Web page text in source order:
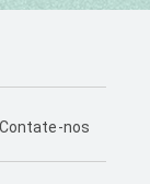
PÁGINA DE
Contate-nos